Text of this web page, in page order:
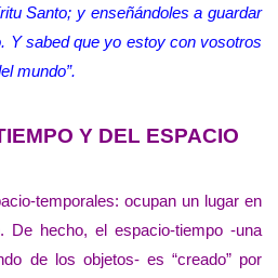
Santo; y enseñándoles a guardar
Y sabed que yo estoy con vosotros
mundo”.
Y DEL ESPACIO
temporales: ocupan un lugar en
hecho, el espacio-tiempo -una
de los objetos- es “creado” por